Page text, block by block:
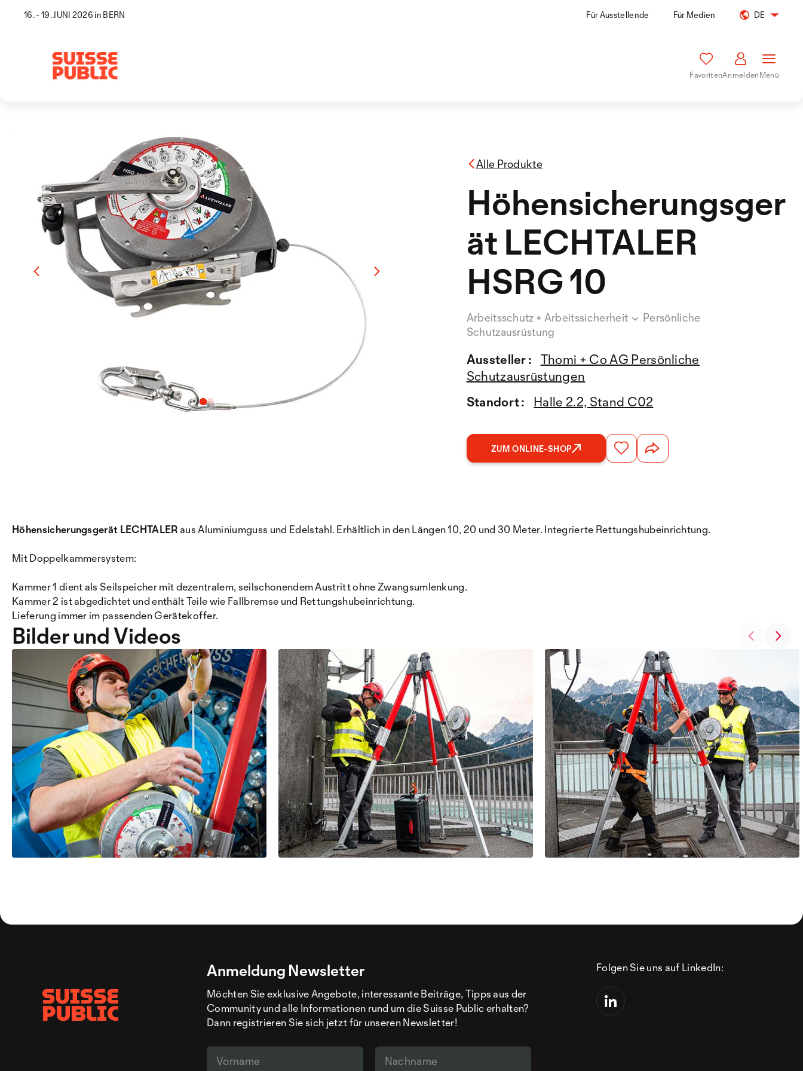
16. - 19. JUNI 2026 in BERN Für Ausstellende Für Medien DE
FavoritenAnmeldenMenü
Alle Produkte
Höhensicherungsger
ät LECHTALER
HSRG 10
Arbeitsschutz + Arbeitssicherheit
Persönliche
Schutzausrüstung
Aussteller :
Thomi + Co AG Persönliche
Schutzausrüstungen
Standort :
Halle 2.2, Stand C02
ZUM ONLINE-SHOP
Höhensicherungsgerät LECHTALERaus Aluminiumguss und Edelstahl. Erhältlich in den Längen 10, 20 und 30 Meter. Integrierte Rettungshubeinrichtung.
Mit Doppelkammersystem:
Kammer 1 dient als Seilspeicher mit dezentralem, seilschonendem Austritt ohne Zwangsumlenkung.
Kammer 2 ist abgedichtet und enthält Teile wie Fallbremse und Rettungshubeinrichtung.
Lieferung immer im passenden Gerätekoffer.
Bilder und Videos
Anmeldung Newsletter
Möchten Sie exklusive Angebote, interessante Beiträge, Tipps aus der
Community und alle Informationen rund um die Suisse Public erhalten?
Dann registrieren Sie sich jetzt für unseren Newsletter!
Folgen Sie uns auf LinkedIn: